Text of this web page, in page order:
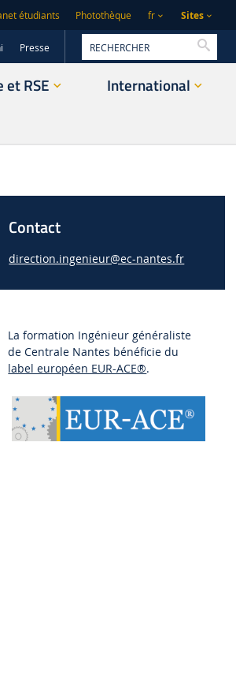
étudiants Photothèque fr Sites
Presse
RSE
International
Contact
direction.ingenieur@ec-nantes.fr
La formation Ingénieur généraliste
de Centrale Nantes bénéficie du
label européen EUR-ACE®.